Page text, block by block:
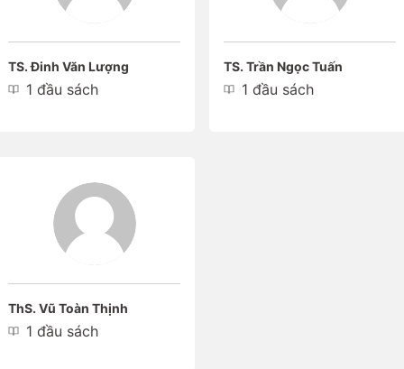
TS. Đinh Văn Lượng
1 đầu sách
TS. Trần Ngọc Tuấn
1 đầu sách
ThS. Vũ Toàn Thịnh
1 đầu sách